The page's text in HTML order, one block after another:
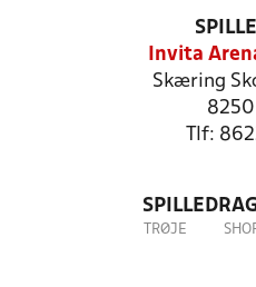
Invita
Skæring
8250
Tlf:
TRØJE